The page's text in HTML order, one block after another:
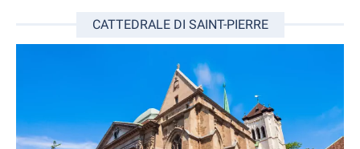
CATTEDRALE DI SAINT-PIERRE